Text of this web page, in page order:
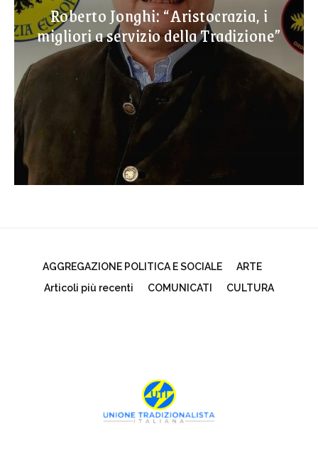
Roberto Jonghi: “Aristocrazia, i
migliori a servizio della Tradizione”
AGGREGAZIONE POLITICA E SOCIALE
ARTE
Articoli più recenti
COMUNICATI CULTURA